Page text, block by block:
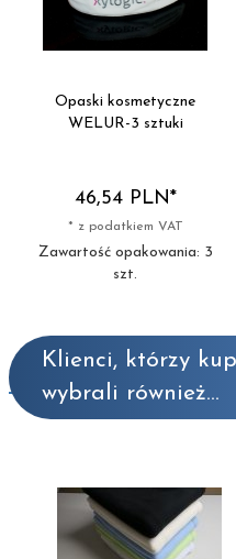
Opaski kosmetyczne
WELUR-3 sztuki
46,54 PLN*
* z podatkiem VAT
Zawartość opakowania: 3
szt.
Klienci, którzy
wybrali również...